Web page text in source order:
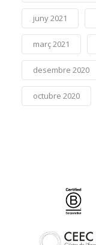
juny 2021
març 2021
desembre 2020
octubre 2020